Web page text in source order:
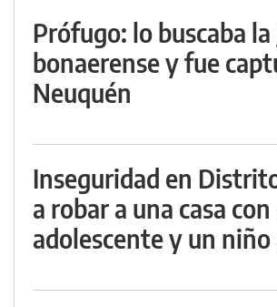
Prófugo: lo buscaba la
bonaerense y fue
Neuquén
Inseguridad en
a robar a una casa
adolescente y un